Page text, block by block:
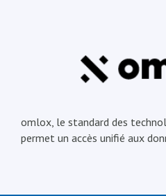
omlox, le standard des
permet un accès unifié aux